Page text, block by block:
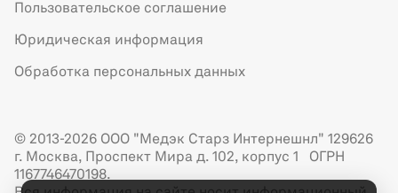
Пользовательское соглашение
Юридическая информация
Обработка персональных данных
© 2013-2026 ООО "Медэк Старз Интернешнл" 129626
г. Москва, Проспект Мира д. 102, корпус 1 ОГРН
1167746470198.